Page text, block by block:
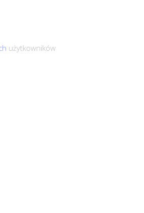
użytkowników